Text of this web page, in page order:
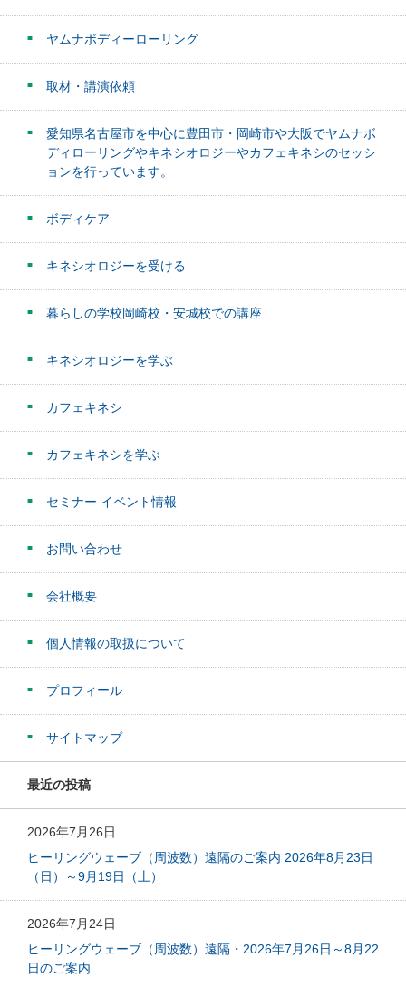
ヤムナボディーローリング
取材・講演依頼
愛知県名古屋市を中心に豊田市・岡崎市や大阪でヤムナボ
ディローリングやキネシオロジーやカフェキネシのセッシ
ョンを行っています。
ボディケア
キネシオロジーを受ける
暮らしの学校岡崎校・安城校での講座
キネシオロジーを学ぶ
カフェキネシ
カフェキネシを学ぶ
セミナー イベント情報
お問い合わせ
会社概要
個人情報の取扱について
プロフィール
サイトマップ
最近の投稿
2026年7月26日
ヒーリングウェーブ（周波数）遠隔のご案内 2026年8月23日
（日）～9月19日（土）
2026年7月24日
ヒーリングウェーブ（周波数）遠隔・2026年7月26日～8月22
日のご案内